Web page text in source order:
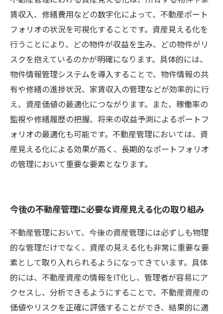
賃収入、修繕費用などの数字化によって、不動産ポート
フォリオの状況を可視化することです。資産見える化を
行うことにより、どの物件が収益を生み、どの物件がリ
スクを抱えているのかが明確になります。具体的には、
物件情報管理システムを導入することで、物件情報の共
有や修繕の進捗状況、家賃収入の管理などが効率的に行
え、資産価値の最適化につながります。また、稼働率の
監視や修繕履歴の把握、将来の収益予測によるポートフ
ォリオの最適化も可能です。不動産管理においては、資
産見える化による効果が高く、長期的なポートフォリオ
の管理において重要な要素となります。
今後の不動産管理に必要な資産見える化の取り組み
不動産管理において、今後の資産管理には必ずしも物理
的な管理だけでなく、資産の見える化も非常に重要な要
素として取り入れられるようになってきています。具体
的には、不動産資産の情報をIT化し、管理者が容易にア
クセスし、分析できるようにすることで、不動産資産の
価値やリスクを正確に評価することができ、結果的に適